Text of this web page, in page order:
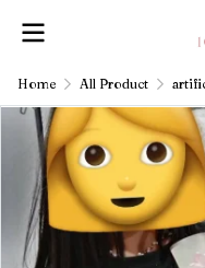
Home All Product